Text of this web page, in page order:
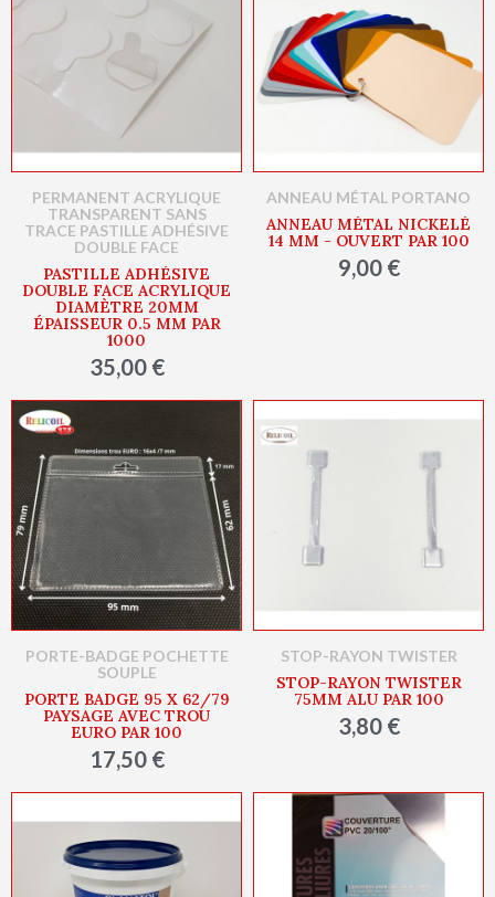
PERMANENT ACRYLIQUE
TRANSPARENT SANS
TRACE PASTILLE ADHÉSIVE
DOUBLE FACE
PASTILLE ADHÉSIVE
DOUBLE FACE ACRYLIQUE
DIAMÈTRE 20MM
ÉPAISSEUR 0.5 MM PAR
1000
35,00 €
ANNEAU MÉTAL PORTANO
ANNEAU MÉTAL NICKELÉ
14 MM - OUVERT PAR 100
9,00 €
PORTE-BADGE POCHETTE
SOUPLE
PORTE BADGE 95 X 62/79
PAYSAGE AVEC TROU
EURO PAR 100
17,50 €
STOP-RAYON TWISTER
STOP-RAYON TWISTER
75MM ALU PAR 100
3,80 €